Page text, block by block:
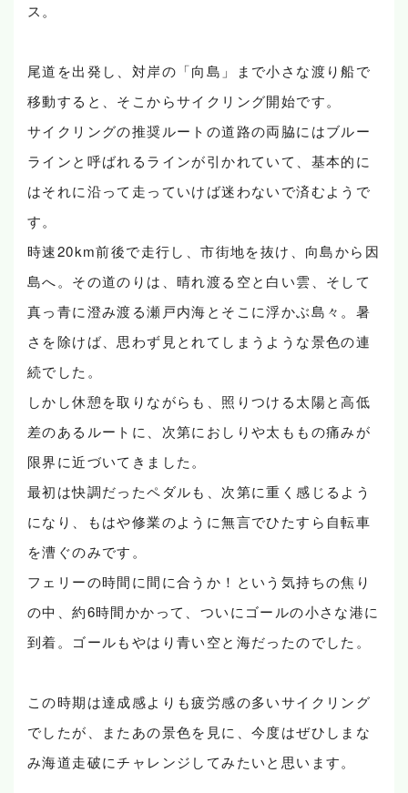
ス。
尾道を出発し、対岸の「向島」まで小さな渡り船で
移動すると、そこからサイクリング開始です。
サイクリングの推奨ルートの道路の両脇にはブルー
ラインと呼ばれるラインが引かれていて、基本的に
はそれに沿って走っていけば迷わないで済むようで
す。
時速20km前後で走行し、市街地を抜け、向島から因
島へ。その道のりは、晴れ渡る空と白い雲、そして
真っ青に澄み渡る瀬戸内海とそこに浮かぶ島々。暑
さを除けば、思わず見とれてしまうような景色の連
続でした。
しかし休憩を取りながらも、照りつける太陽と高低
差のあるルートに、次第におしりや太ももの痛みが
限界に近づいてきました。
最初は快調だったペダルも、次第に重く感じるよう
になり、もはや修業のように無言でひたすら自転車
を漕ぐのみです。
フェリーの時間に間に合うか！という気持ちの焦り
の中、約6時間かかって、ついにゴールの小さな港に
到着。ゴールもやはり青い空と海だったのでした。
この時期は達成感よりも疲労感の多いサイクリング
でしたが、またあの景色を見に、今度はぜひしまな
み海道走破にチャレンジしてみたいと思います。